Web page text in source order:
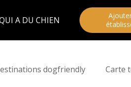
A DU CHIEN
dogfriendly Carte